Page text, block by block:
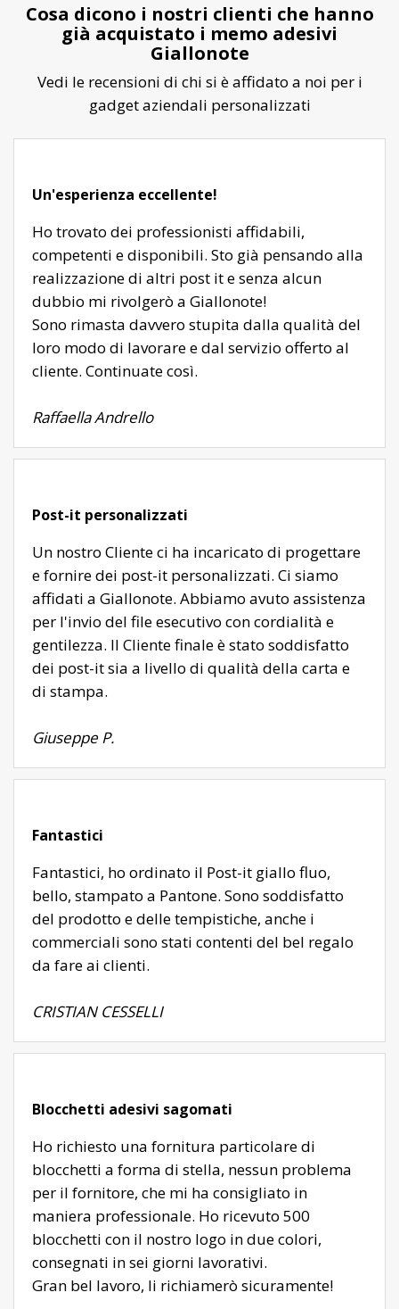
Cosa dicono i nostri clienti che hanno
già acquistato i memo adesivi
Giallonote
Vedi le recensioni di chi si è affidato a noi per i
gadget aziendali personalizzati
Un'esperienza eccellente!
Ho trovato dei professionisti affidabili,
competenti e disponibili. Sto già pensando alla
realizzazione di altri post it e senza alcun
dubbio mi rivolgerò a Giallonote!
Sono rimasta davvero stupita dalla qualità del
loro modo di lavorare e dal servizio offerto al
cliente. Continuate così.
Raffaella Andrello
Post-it personalizzati
Un nostro Cliente ci ha incaricato di progettare
e fornire dei post-it personalizzati. Ci siamo
affidati a Giallonote. Abbiamo avuto assistenza
per l'invio del file esecutivo con cordialità e
gentilezza. Il Cliente finale è stato soddisfatto
dei post-it sia a livello di qualità della carta e
di stampa.
Giuseppe P.
Fantastici
Fantastici, ho ordinato il Post-it giallo fluo,
bello, stampato a Pantone. Sono soddisfatto
del prodotto e delle tempistiche, anche i
commerciali sono stati contenti del bel regalo
da fare ai clienti.
CRISTIAN CESSELLI
Blocchetti adesivi sagomati
Ho richiesto una fornitura particolare di
blocchetti a forma di stella, nessun problema
per il fornitore, che mi ha consigliato in
maniera professionale. Ho ricevuto 500
blocchetti con il nostro logo in due colori,
consegnati in sei giorni lavorativi.
Gran bel lavoro, li richiamerò sicuramente!